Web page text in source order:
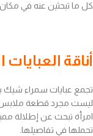
كل ما تبحثين عنه في
أناقة
تجمع عبايات سمراء شيك
ليست مجرد قطعة ملابس
امرأة تبحث عن إطلالة
تحملها في تفاصيلها.